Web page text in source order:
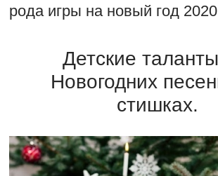
рода игры на новый год
Детские
Новогодних
стишках.